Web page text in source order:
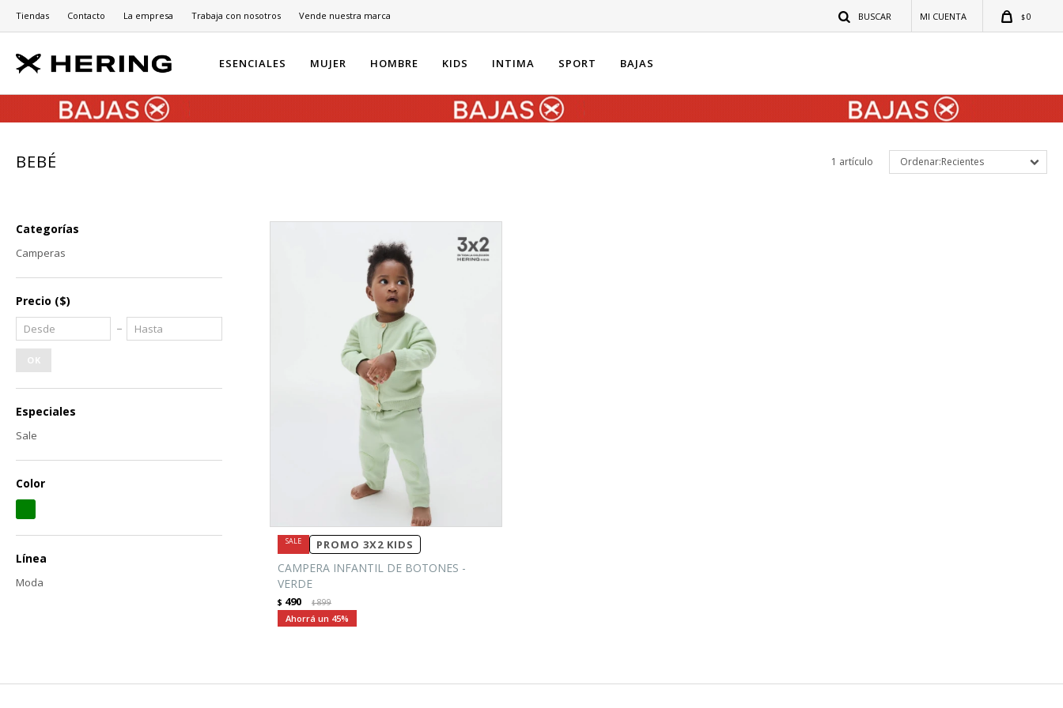
ESENCIALES MUJER HOMBRE KIDS INTIMA SPORT BAJAS
$0
Tiendas Contacto La empresa Trabaja con nosotros Vende nuestra marca
BEBÉ 1 artículo Recientes
PROMO 3X2 KIDS
CAMPERA INFANTIL DE BOTONES -
VERDE
$ 490 $899
45
Categorías
Camperas
Precio ($)
OK
Especiales
Sale
Color
Línea
Moda